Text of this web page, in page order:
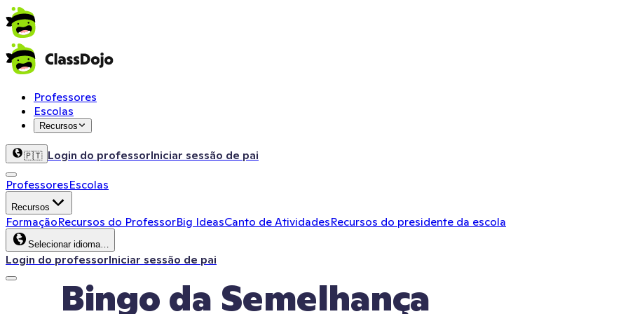
Professores
Escolas
Recursos
🇵🇹 Login do professorIniciar sessão de pai
ProfessoresEscolas
Recursos
FormaçãoRecursos do ProfessorBig IdeasCanto de AtividadesRecursos do presidente da escola
Selecionar idioma…
Login do professorIniciar sessão de pai
Bingo da Semelhança